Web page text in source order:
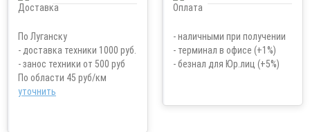
По Луганску
- доставка техники 1000 руб.
- занос техники от 500 руб
По области 45 руб/км
уточнить
- наличными при получении
- терминал в офисе (+1%)
- безнал для Юр.лиц (+5%)